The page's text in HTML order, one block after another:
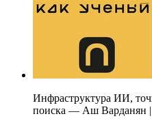
Инфраструктура ИИ,
поиска — Аш Варданян